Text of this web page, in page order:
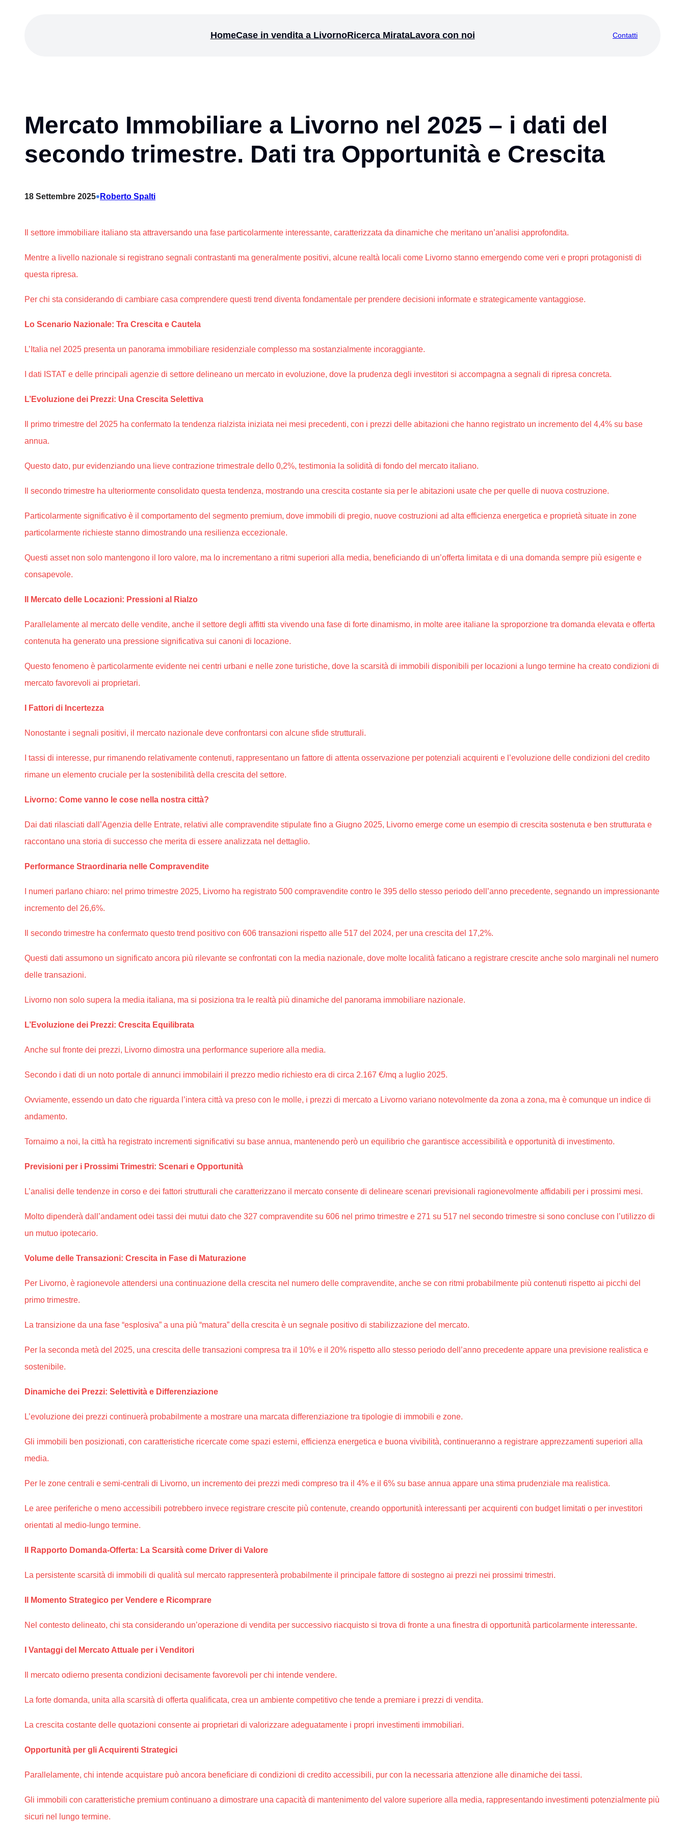
HomeCase in vendita a LivornoRicerca MirataLavora con noi Contatti
Mercato Immobiliare a Livorno nel 2025 – i dati del
secondo trimestre. Dati tra Opportunità e Crescita
18 Settembre 2025• Roberto Spalti
Il settore immobiliare italiano sta attraversando una fase particolarmente interessante, caratterizzata da dinamiche che meritano un’analisi approfondita.
Mentre a livello nazionale si registrano segnali contrastanti ma generalmente positivi, alcune realtà locali come Livorno stanno emergendo come veri e propri protagonisti di
questa ripresa.
Per chi sta considerando di cambiare casa comprendere questi trend diventa fondamentale per prendere decisioni informate e strategicamente vantaggiose.
Lo Scenario Nazionale: Tra Crescita e Cautela
L’Italia nel 2025 presenta un panorama immobiliare residenziale complesso ma sostanzialmente incoraggiante.
I dati ISTAT e delle principali agenzie di settore delineano un mercato in evoluzione, dove la prudenza degli investitori si accompagna a segnali di ripresa concreta.
L’Evoluzione dei Prezzi: Una Crescita Selettiva
Il primo trimestre del 2025 ha confermato la tendenza rialzista iniziata nei mesi precedenti, con i prezzi delle abitazioni che hanno registrato un incremento del 4,4% su base
annua.
Questo dato, pur evidenziando una lieve contrazione trimestrale dello 0,2%, testimonia la solidità di fondo del mercato italiano.
Il secondo trimestre ha ulteriormente consolidato questa tendenza, mostrando una crescita costante sia per le abitazioni usate che per quelle di nuova costruzione.
Particolarmente significativo è il comportamento del segmento premium, dove immobili di pregio, nuove costruzioni ad alta efficienza energetica e proprietà situate in zone
particolarmente richieste stanno dimostrando una resilienza eccezionale.
Questi asset non solo mantengono il loro valore, ma lo incrementano a ritmi superiori alla media, beneficiando di un’offerta limitata e di una domanda sempre più esigente e
consapevole.
Il Mercato delle Locazioni: Pressioni al Rialzo
Parallelamente al mercato delle vendite, anche il settore degli affitti sta vivendo una fase di forte dinamismo, in molte aree italiane la sproporzione tra domanda elevata e offerta
contenuta ha generato una pressione significativa sui canoni di locazione.
Questo fenomeno è particolarmente evidente nei centri urbani e nelle zone turistiche, dove la scarsità di immobili disponibili per locazioni a lungo termine ha creato condizioni di
mercato favorevoli ai proprietari.
I Fattori di Incertezza
Nonostante i segnali positivi, il mercato nazionale deve confrontarsi con alcune sfide strutturali.
I tassi di interesse, pur rimanendo relativamente contenuti, rappresentano un fattore di attenta osservazione per potenziali acquirenti e l’evoluzione delle condizioni del credito
rimane un elemento cruciale per la sostenibilità della crescita del settore.
Livorno: Come vanno le cose nella nostra città?
Dai dati rilasciati dall’Agenzia delle Entrate, relativi alle compravendite stipulate fino a Giugno 2025, Livorno emerge come un esempio di crescita sostenuta e ben strutturata e
raccontano una storia di successo che merita di essere analizzata nel dettaglio.
Performance Straordinaria nelle Compravendite
I numeri parlano chiaro: nel primo trimestre 2025, Livorno ha registrato 500 compravendite contro le 395 dello stesso periodo dell’anno precedente, segnando un impressionante
incremento del 26,6%.
Il secondo trimestre ha confermato questo trend positivo con 606 transazioni rispetto alle 517 del 2024, per una crescita del 17,2%.
Questi dati assumono un significato ancora più rilevante se confrontati con la media nazionale, dove molte località faticano a registrare crescite anche solo marginali nel numero
delle transazioni.
Livorno non solo supera la media italiana, ma si posiziona tra le realtà più dinamiche del panorama immobiliare nazionale.
L’Evoluzione dei Prezzi: Crescita Equilibrata
Anche sul fronte dei prezzi, Livorno dimostra una performance superiore alla media.
Secondo i dati di un noto portale di annunci immobilairi il prezzo medio richiesto era di circa 2.167 €/mq a luglio 2025.
Ovviamente, essendo un dato che riguarda l’intera città va preso con le molle, i prezzi di mercato a Livorno variano notevolmente da zona a zona, ma è comunque un indice di
andamento.
Tornaimo a noi, la città ha registrato incrementi significativi su base annua, mantenendo però un equilibrio che garantisce accessibilità e opportunità di investimento.
Previsioni per i Prossimi Trimestri: Scenari e Opportunità
L’analisi delle tendenze in corso e dei fattori strutturali che caratterizzano il mercato consente di delineare scenari previsionali ragionevolmente affidabili per i prossimi mesi.
Molto dipenderà dall’andament odei tassi dei mutui dato che 327 compravendite su 606 nel primo trimestre e 271 su 517 nel secondo trimestre si sono concluse con l’utilizzo di
un mutuo ipotecario.
Volume delle Transazioni: Crescita in Fase di Maturazione
Per Livorno, è ragionevole attendersi una continuazione della crescita nel numero delle compravendite, anche se con ritmi probabilmente più contenuti rispetto ai picchi del
primo trimestre.
La transizione da una fase “esplosiva” a una più “matura” della crescita è un segnale positivo di stabilizzazione del mercato.
Per la seconda metà del 2025, una crescita delle transazioni compresa tra il 10% e il 20% rispetto allo stesso periodo dell’anno precedente appare una previsione realistica e
sostenibile.
Dinamiche dei Prezzi: Selettività e Differenziazione
L’evoluzione dei prezzi continuerà probabilmente a mostrare una marcata differenziazione tra tipologie di immobili e zone.
Gli immobili ben posizionati, con caratteristiche ricercate come spazi esterni, efficienza energetica e buona vivibilità, continueranno a registrare apprezzamenti superiori alla
media.
Per le zone centrali e semi-centrali di Livorno, un incremento dei prezzi medi compreso tra il 4% e il 6% su base annua appare una stima prudenziale ma realistica.
Le aree periferiche o meno accessibili potrebbero invece registrare crescite più contenute, creando opportunità interessanti per acquirenti con budget limitati o per investitori
orientati al medio-lungo termine.
Il Rapporto Domanda-Offerta: La Scarsità come Driver di Valore
La persistente scarsità di immobili di qualità sul mercato rappresenterà probabilmente il principale fattore di sostegno ai prezzi nei prossimi trimestri.
Il Momento Strategico per Vendere e Ricomprare
Nel contesto delineato, chi sta considerando un’operazione di vendita per successivo riacquisto si trova di fronte a una finestra di opportunità particolarmente interessante.
I Vantaggi del Mercato Attuale per i Venditori
Il mercato odierno presenta condizioni decisamente favorevoli per chi intende vendere.
La forte domanda, unita alla scarsità di offerta qualificata, crea un ambiente competitivo che tende a premiare i prezzi di vendita.
La crescita costante delle quotazioni consente ai proprietari di valorizzare adeguatamente i propri investimenti immobiliari.
Opportunità per gli Acquirenti Strategici
Parallelamente, chi intende acquistare può ancora beneficiare di condizioni di credito accessibili, pur con la necessaria attenzione alle dinamiche dei tassi.
Gli immobili con caratteristiche premium continuano a dimostrare una capacità di mantenimento del valore superiore alla media, rappresentando investimenti potenzialmente più
sicuri nel lungo termine.